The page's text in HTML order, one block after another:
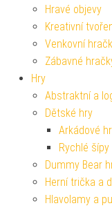
Hravé objevy
Kreativní
Venkovní
Zábavné
Hry
Abstraktní a
Dětské hry
Arkádové
Rychlé šípy
Dummy Bear
Herní trička a
Hlavolamy a